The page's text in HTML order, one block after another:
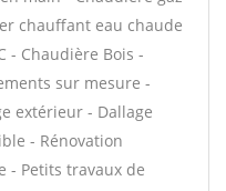
chauffant eau chaude
- Chaudière Bois -
sur mesure -
extérieur - Dallage
- Rénovation
- Petits travaux de